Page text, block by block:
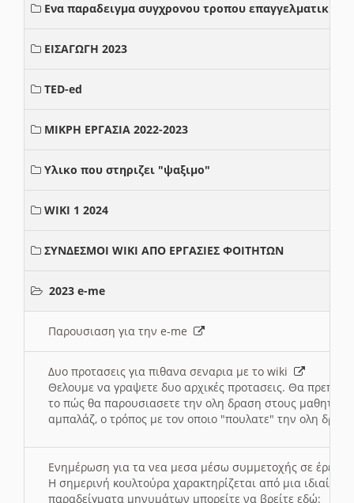
Ενα παραδειγμα συγχρονου τροπου επαγγελματικης
ΕΙΣΑΓΩΓΗ 2023
TED-ed
ΜΙΚΡΗ ΕΡΓΑΣΙΑ 2022-2023
Υλικο που στηριζει "ψαξιμο"
WIKI 1 2024
ΣΥΝΔΕΣΜΟΙ WIKI ΑΠΟ ΕΡΓΑΣΙΕΣ ΦΟΙΤΗΤΩΝ
2023 e-me
Παρουσιαση για την e-me
Δυο προτασεις για πιθανα σεναρια με το wiki
Θελουμε να γραψετε δυο αρχικές προτασεις. Θα πρεπει
το πώς θα παρουσιασετε την ολη δραση στους μαθητες
αμπαλάζ, ο τρόπος με τον οποιο "πουλατε" την ολη
Ενημέρωση για τα νεα μεσα μέσω συμμετοχής σε
Η σημερινή κουλτούρα χαρακτηρίζεται από μια
παραδείγματα μηνυμάτων μπορείτε να βρείτε εδώ: